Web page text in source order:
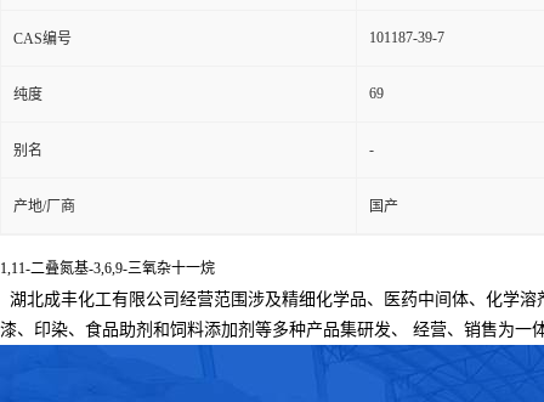
CAS编号 101187-39-7
纯度 69
别名 -
产地/厂商 国产
1,11-二叠氮基-3,6,9-三氧杂十一烷
湖北成丰化工有限公司经营范围涉及精细化学品、医药中间体、化学
漆、印染、食品助剂和饲料添加剂等多种产品集研发、
经营、销售为一